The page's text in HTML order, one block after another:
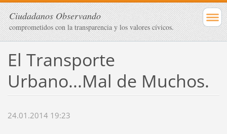
Ciudadanos Observando
comprometidos con la transparencia y los valores cívicos.
El Transporte
Urbano...Mal de Muchos.
24.01.2014 19:23